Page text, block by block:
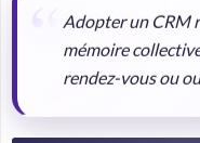
Adopter un CRM
mémoire
rendez-vous ou